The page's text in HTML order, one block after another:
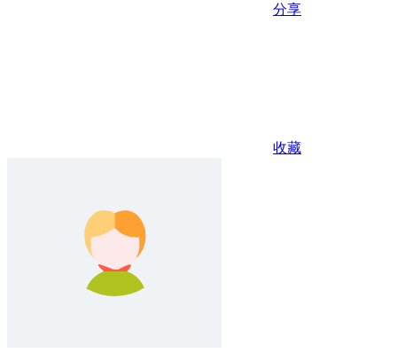
分享
收藏